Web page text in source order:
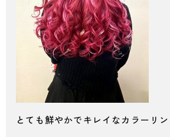
とても鮮やかでキレイなカラーリン